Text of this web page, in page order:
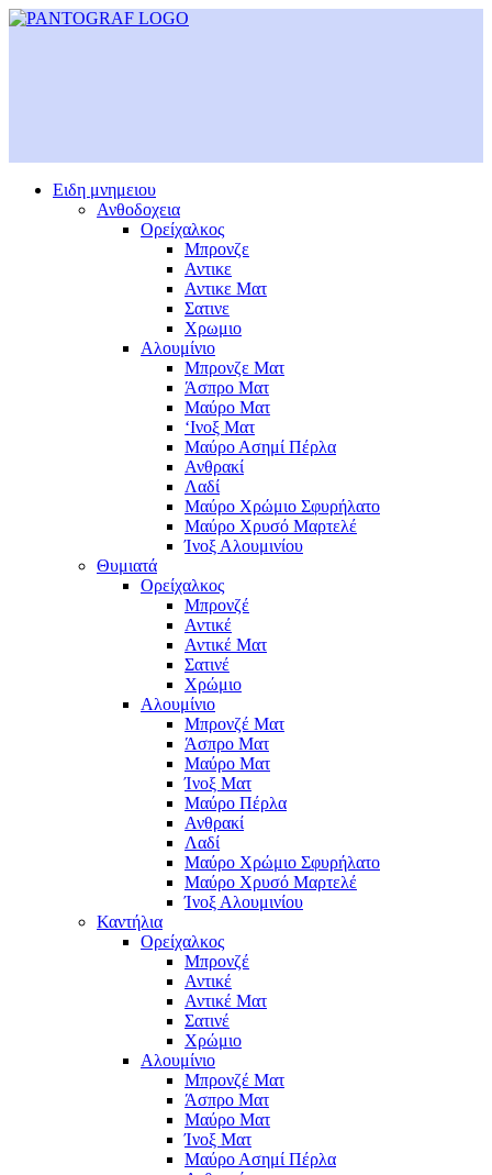
Ειδη μνημειου
Ανθοδοχεια
Ορείχαλκος
Μπρονζε
Αντικε
Αντικε Ματ
Σατινε
Χρωμιο
Αλουμίνιο
Μπρονζε Ματ
Άσπρο Ματ
Μαύρο Ματ
‘Ινοξ Ματ
Μαύρο Ασημί Πέρλα
Ανθρακί
Λαδί
Μαύρο Χρώμιο Σφυρήλατο
Μαύρο Χρυσό Μαρτελέ
Ίνοξ Αλουμινίου
Θυμιατά
Ορείχαλκος
Μπρονζέ
Αντικέ
Αντικέ Ματ
Σατινέ
Χρώμιο
Αλουμίνιο
Μπρονζέ Ματ
Άσπρο Ματ
Μαύρο Ματ
Ίνοξ Ματ
Μαύρο Πέρλα
Ανθρακί
Λαδί
Μαύρο Χρώμιο Σφυρήλατο
Μαύρο Χρυσό Μαρτελέ
Ίνοξ Αλουμινίου
Καντήλια
Ορείχαλκος
Μπρονζέ
Αντικέ
Αντικέ Ματ
Σατινέ
Χρώμιο
Αλουμίνιο
Μπρονζέ Ματ
Άσπρο Ματ
Μαύρο Ματ
Ίνοξ Ματ
Μαύρο Ασημί Πέρλα